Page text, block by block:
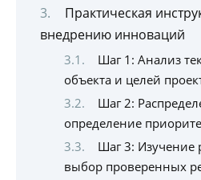
Практическая
внедрению инноваций
Шаг 1: Анализ
объекта и целей
Шаг 2:
определение
Шаг 3: Изучение
выбор проверенных